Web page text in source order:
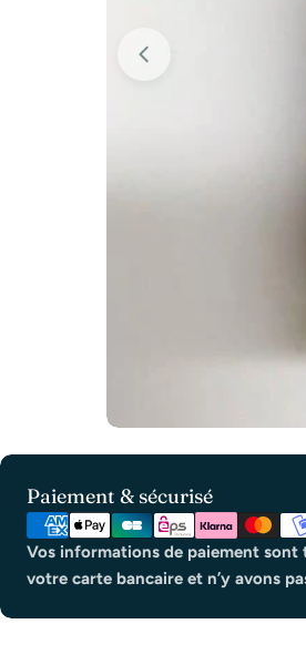
Ouvrir le média 0 en
Paiement & sécurisé
Modes
de
paiement
Vos informations de paiement sont
votre carte bancaire et n’y avons